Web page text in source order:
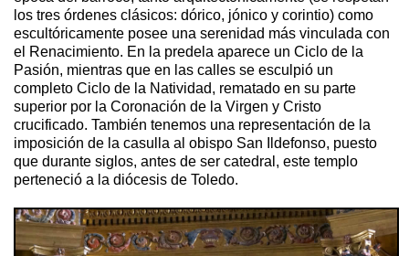
los tres órdenes clásicos: dórico, jónico y corintio) como
escultóricamente posee una serenidad más vinculada con
el Renacimiento. En la predela aparece un Ciclo de la
Pasión, mientras que en las calles se esculpió un
completo Ciclo de la Natividad, rematado en su parte
superior por la Coronación de la Virgen y Cristo
crucificado. También tenemos una representación de la
imposición de la casulla al obispo San Ildefonso, puesto
que durante siglos, antes de ser catedral, este templo
perteneció a la diócesis de Toledo.